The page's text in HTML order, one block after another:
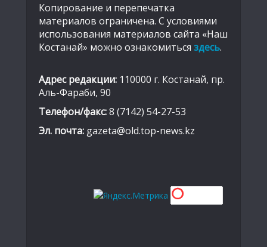
Копирование и перепечатка
материалов ограничена. С условиями
использования материалов сайта «Наш
Костанай» можно ознакомиться здесь.
Адрес редакции: 110000 г. Костанай, пр.
Аль-Фараби, 90
Телефон/факс:8 (7142) 54-27-53
Эл. почта: gazeta@old.top-news.kz